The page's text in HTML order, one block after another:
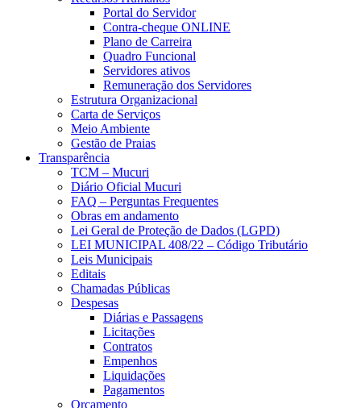
Portal do Servidor
Contra-cheque ONLINE
Plano de Carreira
Quadro Funcional
Servidores ativos
Remuneração dos Servidores
Estrutura Organizacional
Carta de Serviços
Meio Ambiente
Gestão de Praias
Transparência
TCM – Mucuri
Diário Oficial Mucuri
FAQ – Perguntas Frequentes
Obras em andamento
Lei Geral de Proteção de Dados (LGPD)
LEI MUNICIPAL 408/22 – Código Tributário
Leis Municipais
Editais
Chamadas Públicas
Despesas
Diárias e Passagens
Licitações
Contratos
Empenhos
Liquidações
Pagamentos
Orçamento